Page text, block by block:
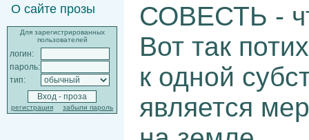
О сайте прозы
Для зарегистрированных
пользователей
логин:
пароль:
тип:
регистрация забыли пароль
СОВЕСТЬ -
Вот так
к одной
является